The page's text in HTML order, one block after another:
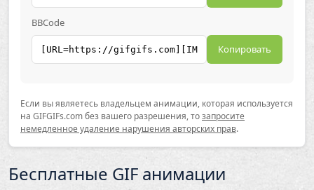
BBCode
Копировать
Если вы являетесь владельцем анимации, которая используется
на GIFGIFs.com без вашего разрешения, тозапросите
немедленное удаление нарушения авторских прав.
Бесплатные GIF анимации